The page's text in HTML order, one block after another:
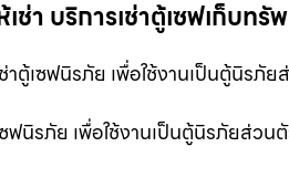
ช่า บริการเช่าตู้เซฟเก็บท
ตู้เซฟนิรภัย เพื่อใช้งานเป็นตู้นิรภั
ฟนิรภัย เพื่อใช้งานเป็นตู้นิรภัยส่ว